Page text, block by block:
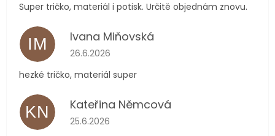
Super tričko, materiál i potisk. Určitě objednám znovu.
IM Ivana Miňovská
Hodnocení obchodu je 5 z 5 hvězdiček.
26.6.2026
hezké tričko, materiál super
KN Kateřina Němcová
Hodnocení obchodu je 5 z 5 hvězdiček.
25.6.2026